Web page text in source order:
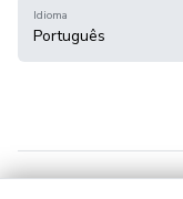
Idioma
Português